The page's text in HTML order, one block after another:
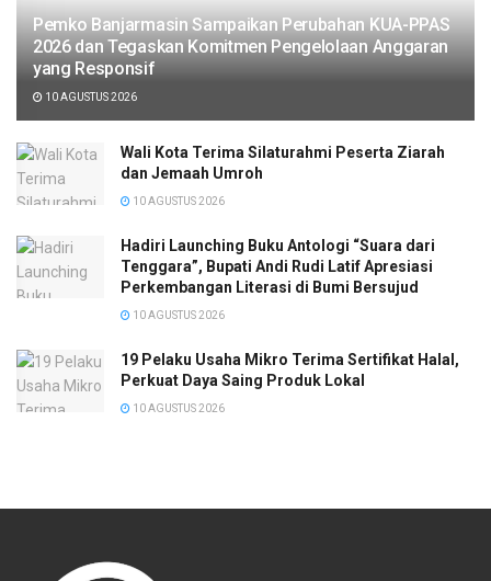
Pemko Banjarmasin Sampaikan Perubahan KUA-PPAS
2026 dan Tegaskan Komitmen Pengelolaan Anggaran
yang Responsif
10 AGUSTUS 2026
Wali Kota Terima Silaturahmi Peserta Ziarah
dan Jemaah Umroh
10 AGUSTUS 2026
Hadiri Launching Buku Antologi “Suara dari
Tenggara”, Bupati Andi Rudi Latif Apresiasi
Perkembangan Literasi di Bumi Bersujud
10 AGUSTUS 2026
19 Pelaku Usaha Mikro Terima Sertifikat Halal,
Perkuat Daya Saing Produk Lokal
10 AGUSTUS 2026